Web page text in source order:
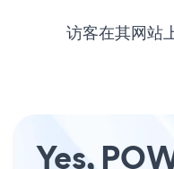
访客在其网站
Yes,